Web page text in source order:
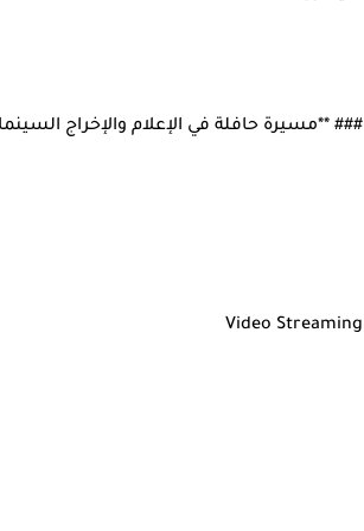
### **مسيرة حافلة في الإعلام والإخراج
Video Streaming